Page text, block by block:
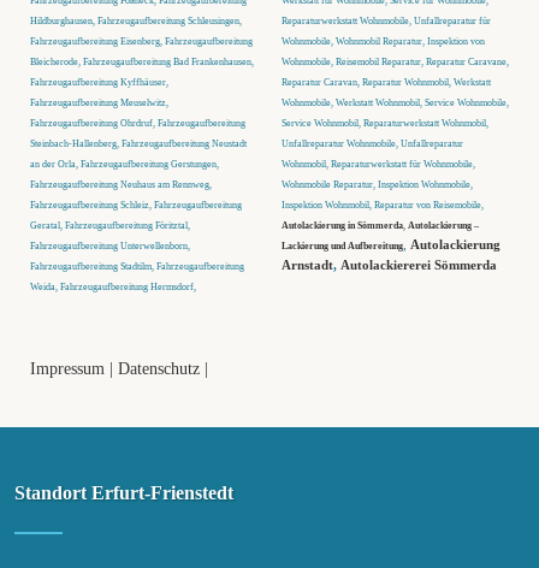
Hildburghausen, Fahrzeugaufbereitung Schleusingen,
Fahrzeugaufbereitung Eisenberg, Fahrzeugaufbereitung
Bleicherode, Fahrzeugaufbereitung Bad Frankenhausen,
Fahrzeugaufbereitung Kyffhäuser,
Fahrzeugaufbereitung Meuselwitz,
Fahrzeugaufbereitung Ohrdruf, Fahrzeugaufbereitung
Steinbach-Hallenberg, Fahrzeugaufbereitung Neustadt
an der Orla, Fahrzeugaufbereitung Gerstungen,
Fahrzeugaufbereitung Neuhaus am Rennweg,
Fahrzeugaufbereitung Schleiz, Fahrzeugaufbereitung
Geratal, Fahrzeugaufbereitung Föritztal,
Fahrzeugaufbereitung Unterwellenborn,
Fahrzeugaufbereitung Stadtilm, Fahrzeugaufbereitung
Weida, Fahrzeugaufbereitung Hermsdorf,
Reparaturwerkstatt Wohnmobile, Unfallreparatur für
Wohnmobile, Wohnmobil Reparatur, Inspektion von
Wohnmobile, Reisemobil Reparatur, Reparatur Caravane,
Reparatur Caravan, Reparatur Wohnmobil, Werkstatt
Wohnmobile, Werkstatt Wohnmobil, Service Wohnmobile,
Service Wohnmobil, Reparaturwerkstatt Wohnmobil,
Unfallreparatur Wohnmobile, Unfallreparatur
Wohnmobil, Reparaturwerkstatt für Wohnmobile,
Wohnmobile Reparatur, Inspektion Wohnmobile,
Inspektion Wohnmobil, Reparatur von Reisemobile,
Autolackierung in Sömmerda Autolackierung –
Lackierung und Aufbereitung
Autolackierung
Arnstadt, Autolackiererei Sömmerda
Impressum | Datenschutz |
Standort Erfurt-Frienstedt